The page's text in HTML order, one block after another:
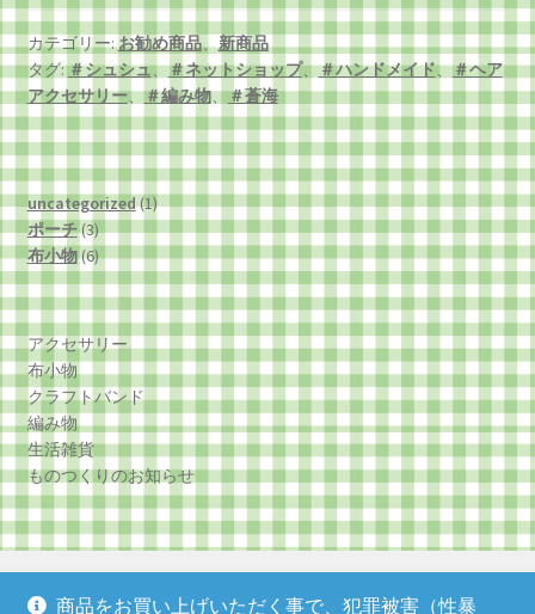
商品をお買い上げいただく事で、犯罪被害（性暴
カテゴリー:お勧め商品、新商品
タグ:＃シュシュ、＃ネットショップ、＃ハンドメイド、＃ヘア
アクセサリー、＃編み物、＃蒼海
uncategorized 11
個
の
商
品
ポーチ 33
個
の
商
品
布小物 66
個
の
商
品
アクセサリー
布小物
クラフトバンド
編み物
生活雑貨
ものつくりのお知らせ